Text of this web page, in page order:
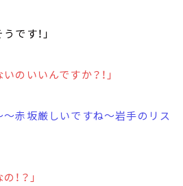
です！」
のいいんですか？！」
～赤坂厳しいですね～岩手のリス
！？」